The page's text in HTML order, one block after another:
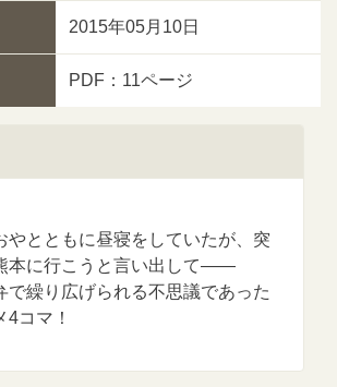
2015年05月10日
PDF：11ページ
やとともに昼寝をしていたが、突
本に行こうと言い出して――
で繰り広げられる不思議であった
コマ！